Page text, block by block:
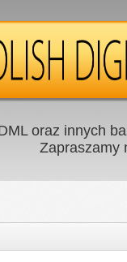
oraz innych
Zapraszamy